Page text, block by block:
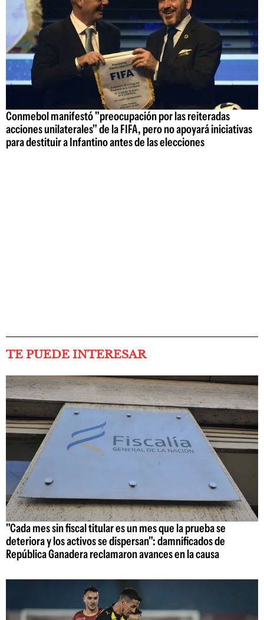
Conmebol manifestó "preocupación por las reiteradas
acciones unilaterales" de la FIFA, pero no apoyará iniciativas
para destituir a Infantino antes de las elecciones
TE PUEDE INTERESAR
"Cada mes sin fiscal titular es un mes que la prueba se
deteriora y los activos se dispersan": damnificados de
República Ganadera reclamaron avances en la causa